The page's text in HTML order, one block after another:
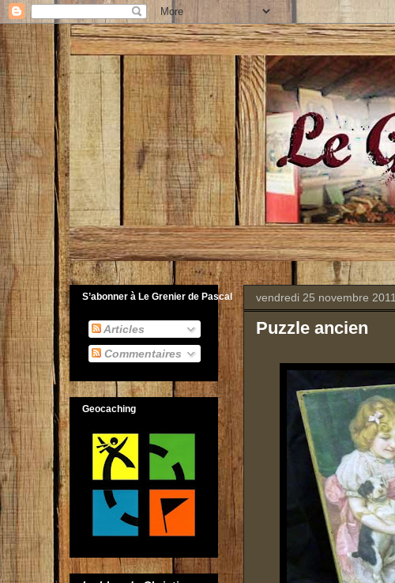
vendredi 25 novembre 2011
Puzzle ancien
S’abonner à Le Grenier de Pascal
Articles
Commentaires
Geocaching